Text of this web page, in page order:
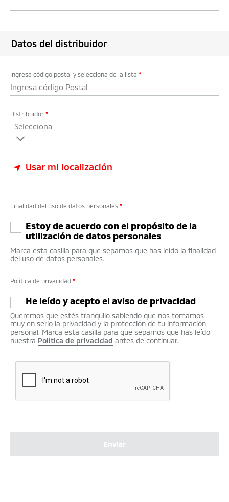
Datos del distribuidor
Ingresa código postal y selecciona de la lista *
Distribuidor *
Selecciona
Usar mi localización
Finalidad del uso de datos personales *
Estoy de acuerdo con el propósito de la
utilización de datos personales
Marca esta casilla para que sepamos que has leído la finalidad
del uso de datos personales.
Política de privacidad *
He leído y acepto el aviso de privacidad
Queremos que estés tranquilo sabiendo que nos tomamos
muy en serio la privacidad y la protección de tu información
personal. Marca esta casilla para que sepamos que has leído
nuestra Política de privacidad antes de continuar.
Enviar